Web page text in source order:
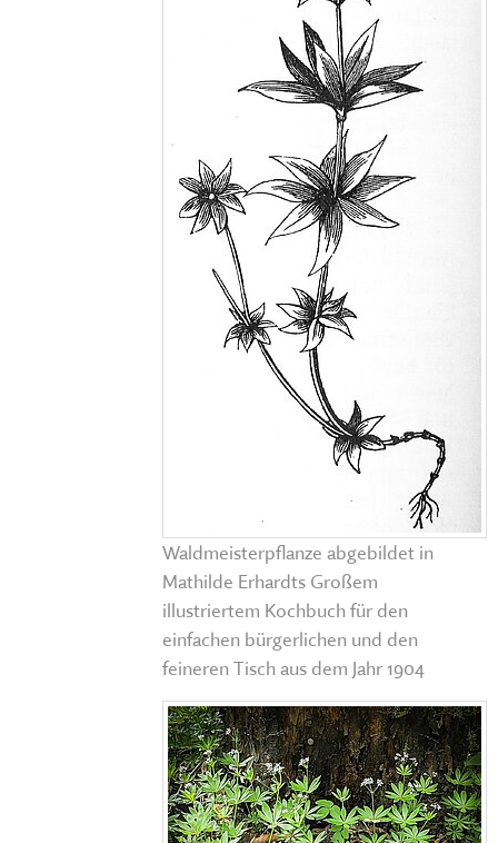
Waldmeisterpflanze abgebildet in
Mathilde Erhardts Großem
illustriertem Kochbuch für den
einfachen bürgerlichen und den
feineren Tisch aus dem Jahr 1904